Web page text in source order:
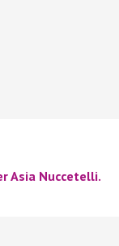
Asia Nuccetelli.